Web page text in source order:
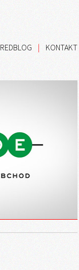
REDBLOG | KONTAKT